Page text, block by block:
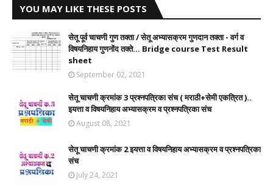
YOU MAY LIKE THESE POSTS
सेतू पूर्व चाचणी गुण तक्ता / सेतू अभ्यासक्रम गुणदान तक्ता - वर्ग व
विषयनिहाय गुणनोंद तक्ते... Bridge course Test Result
sheet
September 02, 2021
सेतू चाचणी क्रमांक 3 प्रश्नपत्रिका संच ( मराठी+सेमी एकत्रित )..
इयत्ता व विषयनिहाय अभ्यासक्रम व प्रश्नपत्रिका संच
August 08, 2021
सेतू चाचणी क्रमांक 2 इयत्ता व विषयनिहाय अभ्यासक्रम व प्रश्नपत्रिका
संच
July 24, 2021